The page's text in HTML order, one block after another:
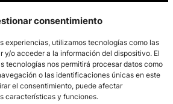
consentimiento
experiencias, utilizamos tecnologías como las
y/o acceder a la información del dispositivo. El
tecnologías nos permitirá procesar datos como
o las identificaciones únicas en este
el consentimiento, puede afectar
características y funciones.
Gijón